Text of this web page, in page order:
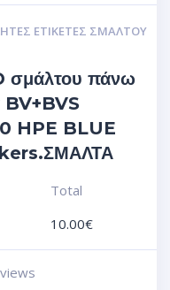
ΕΤΙΚΈΤΕΣ ΣΜΆΛΤΟΥ
σμάλτου πάνω
BV+BVS
HPE BLUE
Total
10.00€